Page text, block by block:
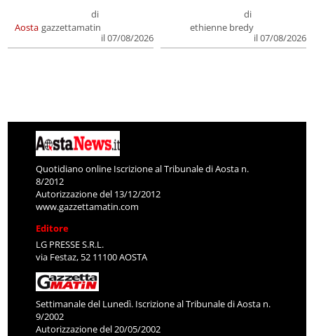
Aosta
di
gazzettamatin
il 07/08/2026
di
ethienne bredy
il 07/08/2026
Quotidiano online Iscrizione al Tribunale di Aosta n.
8/2012
Autorizzazione del 13/12/2012
www.gazzettamatin.com
Editore
LG PRESSE S.R.L.
via Festaz, 52 11100 AOSTA
Settimanale del Lunedì. Iscrizione al Tribunale di Aosta n.
9/2002
Autorizzazione del 20/05/2002